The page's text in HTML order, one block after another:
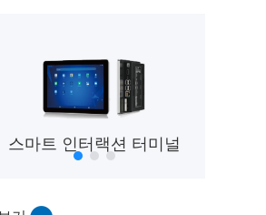
스마트 인터랙션 터미널